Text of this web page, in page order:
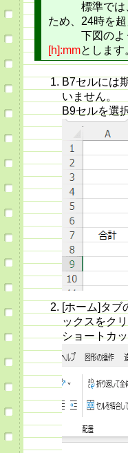
標準では、
ため、24時を
下図のよう
[h]:mmとします
B7セルには
いません。
B9セルを選
[ホーム]タブ
ックスをク
ショートカ